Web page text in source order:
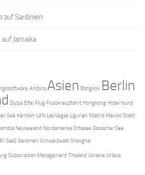
auf Sardinien
Jamaika
Andora Asien Bangkok Berlin
Dubai Eifel Flug Flusskreuzfahrt Hongkong Hotel Hund
See Kärnten LAN Las Vegas Ligurien Madrid Mexiko Stadt
Neuseeland Nordamerika Ortasee Ossiacher See
SaaS Sardinien Schwarzwald Shanghai
Subscription Management Thailand Ukraine Urlaub